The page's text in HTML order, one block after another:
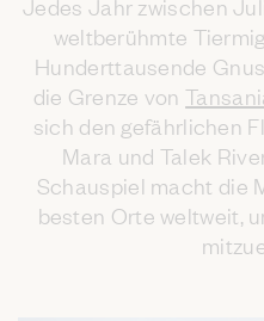
Jedes Jahr zwischen
weltberühmte
Hunderttausende
die Grenze von
sich den gefährlichen
Mara und Talek
Schauspiel macht die
besten Orte weltweit,